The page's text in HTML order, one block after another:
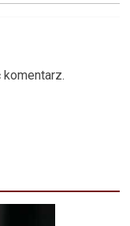
komentarz.